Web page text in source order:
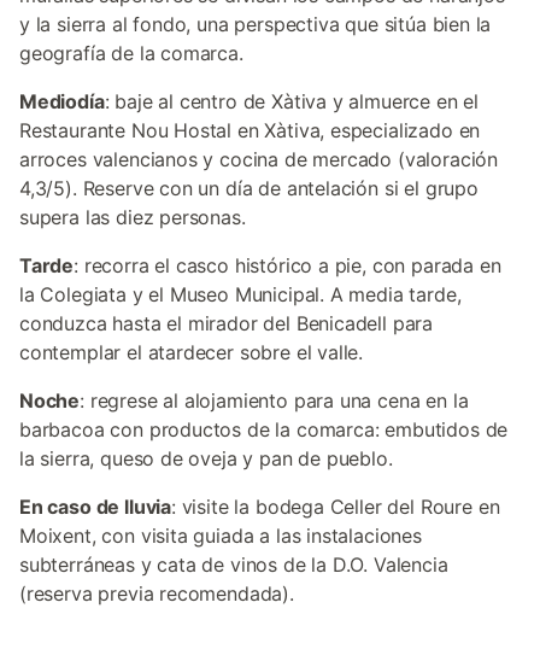
y la sierra al fondo, una perspectiva que sitúa bien la
geografía de la comarca.
Mediodía: baje al centro de Xàtiva y almuerce en el
Restaurante Nou Hostal en Xàtiva, especializado en
arroces valencianos y cocina de mercado (valoración
4,3/5). Reserve con un día de antelación si el grupo
supera las diez personas.
Tarde: recorra el casco histórico a pie, con parada en
la Colegiata y el Museo Municipal. A media tarde,
conduzca hasta el mirador del Benicadell para
contemplar el atardecer sobre el valle.
Noche: regrese al alojamiento para una cena en la
barbacoa con productos de la comarca: embutidos de
la sierra, queso de oveja y pan de pueblo.
En caso de lluvia: visite la bodega Celler del Roure en
Moixent, con visita guiada a las instalaciones
subterráneas y cata de vinos de la D.O. Valencia
(reserva previa recomendada).